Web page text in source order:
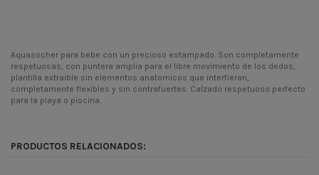
Aquasocher para bebe con un precioso estampado. Son completamente
respetuosas, con puntera amplia para el libre movimiento de los dedos,
plantilla extraible sin elementos anatomicos que interfieran,
completamente flexibles y sin contrafuertes. Calzado respetuoso perfecto
para la playa o piscina.
Codigo
PRODUCTOS RELACIONADOS: